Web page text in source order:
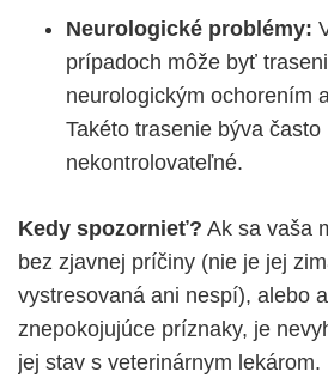
Neurologické problémy:
prípadoch môže byť
neurologickým ochorením
Takéto trasenie býva
nekontrolovateľné.
Kedy spozornieť? Ak sa vaša
bez zjavnej príčiny (nie je jej
vystresovaná ani nespí), alebo
znepokojujúce príznaky, je
jej stav s veterinárnym lekárom.